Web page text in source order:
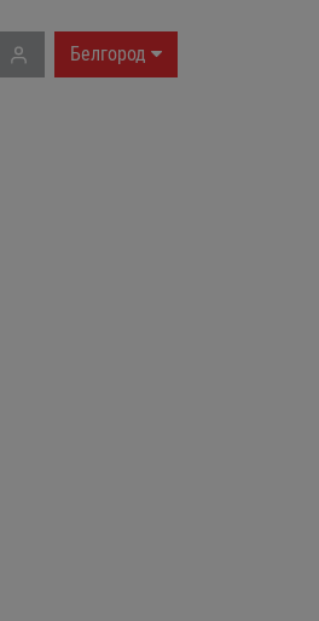
Белгород